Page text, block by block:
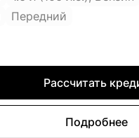
Передний
Рассчитать
Подробнее